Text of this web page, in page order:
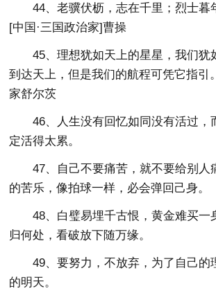
44、老骥伏枥，志在千里；烈士暮
[中国·三国政治家]曹操
45、理想犹如天上的星星，我们犹
到达天上，但是我们的航程可凭它指
家舒尔茨
46、人生没有回忆如同没有活过，
定活得太累。
47、自己不要痛苦，就不要给别人
的苦乐，像拍球一样，必会弹回己身。
48、白璧易埋千古恨，黄金难买一
归何处，看破放下随万缘。
49、要努力，不放弃，为了自己的
的明天。